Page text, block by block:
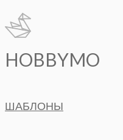
Перейти
к
содержимому
HOBBYMO
ШАБЛОНЫ